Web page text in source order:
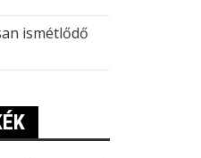
ismétlődő